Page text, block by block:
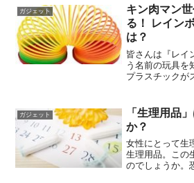
ったなぁ！」と
う。実はこのお
ガジェット
キン肉マン
る！ レイン
は？
皆さんは『レイ
う名前の玩具を
プラスチックが
クトリ虫のよう
思議な玩具です
ガジェット
「生理用品
か？
女性にとって生
生理用品。この
のでしょうか。